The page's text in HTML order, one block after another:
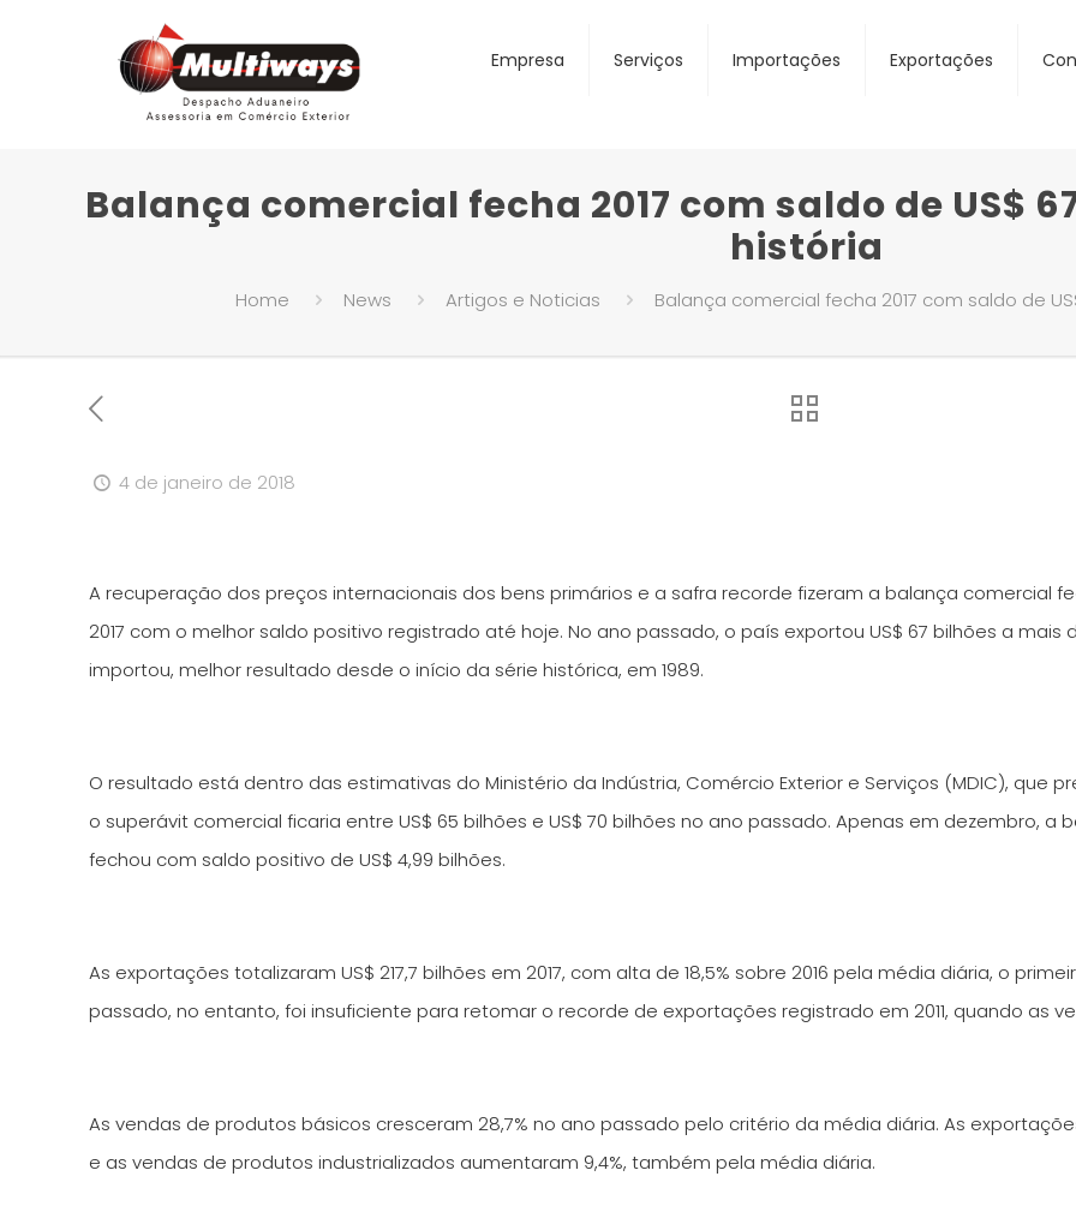
Empresa Serviços Importações Exportações
Balança comercial fecha 2017 com saldo de US$
história
Home News Artigos e Noticias Balança comercial fecha 2017 com saldo de
4 de janeiro de 2018
A recuperação dos preços internacionais dos bens primários e a safra recorde fizeram a balança comercial
2017 com o melhor saldo positivo registrado até hoje. No ano passado, o país exportou US$ 67 bilhões a mais
importou, melhor resultado desde o início da série histórica, em 1989.
O resultado está dentro das estimativas do Ministério da Indústria, Comércio Exterior e Serviços (MDIC), que
o superávit comercial ficaria entre US$ 65 bilhões e US$ 70 bilhões no ano passado. Apenas em dezembro, a
fechou com saldo positivo de US$ 4,99 bilhões.
As exportações totalizaram US$ 217,7 bilhões em 2017, com alta de 18,5% sobre 2016 pela média diária, o
passado, no entanto, foi insuficiente para retomar o recorde de exportações registrado em 2011, quando as
As vendas de produtos básicos cresceram 28,7% no ano passado pelo critério da média diária. As
e as vendas de produtos industrializados aumentaram 9,4%, também pela média diária.